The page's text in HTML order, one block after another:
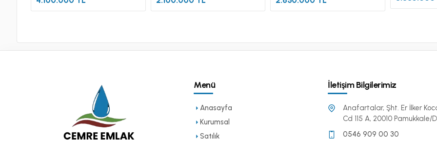
Menü
Anasayfa
Kurumsal
Satılık
İletişim Bilgilerimiz
Anafartalar, Şht. Er İlker
Cd 115 A, 20010 Pamukkale/
0546 909 00 30